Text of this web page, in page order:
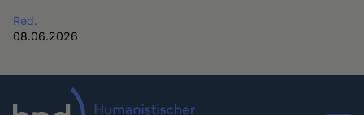
Red.
08.06.2026